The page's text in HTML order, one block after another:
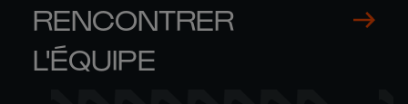
RENCONTRER
L'ÉQUIPE